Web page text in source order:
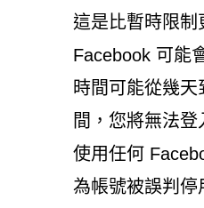
這是比暫時限制
Facebook 可能
時間可能從幾
間，您將無法
使用任何
為帳號被誤判停